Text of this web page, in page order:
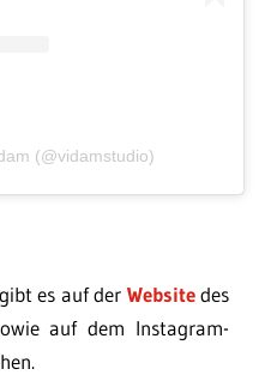
(@vidamstudio)
es auf der Websitedes
auf dem Instagram-